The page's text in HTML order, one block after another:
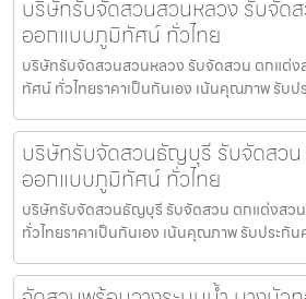
บริษัทรับจัดสวนสวนหลวง รับจัด
ออกแบบภูมิทัศน์ ทั่วไทย
บริษัทรับจัดสวนสวนหลวง รับจัดสวน ตกแต่
ทัศน์ ทั่วไทยราคาเป็นกันเอง เน้นคุณภาพ รับ
บริษัทรับจัดสวนธัญบุรี รับจัดสวน
ออกแบบภูมิทัศน์ ทั่วไทย
บริษัทรับจัดสวนธัญบุรี รับจัดสวน ตกแต่งส
ทั่วไทยราคาเป็นกันเอง เน้นคุณภาพ รับประกั